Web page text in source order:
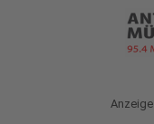
Anzeige